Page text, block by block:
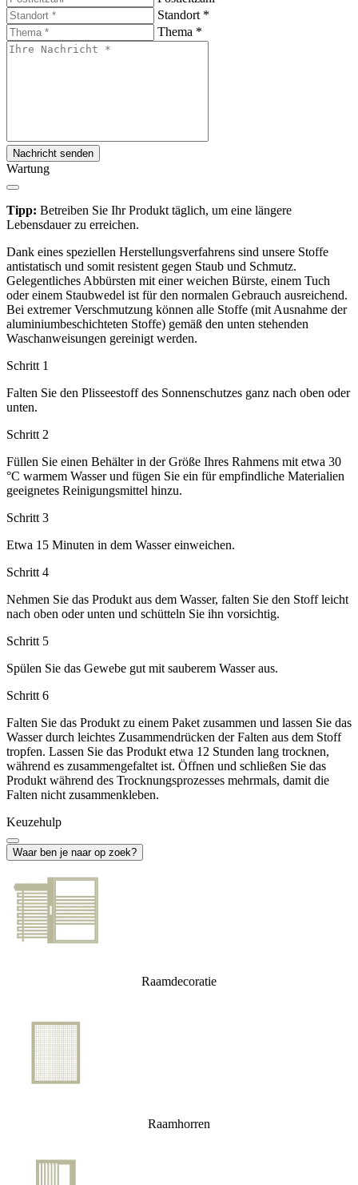
Standort *
Thema *
Nachricht senden
Wartung
Tipp: Betreiben Sie Ihr Produkt täglich, um eine längere
Lebensdauer zu erreichen.
Dank eines speziellen Herstellungsverfahrens sind unsere Stoffe
antistatisch und somit resistent gegen Staub und Schmutz.
Gelegentliches Abbürsten mit einer weichen Bürste, einem Tuch
oder einem Staubwedel ist für den normalen Gebrauch ausreichend.
Bei extremer Verschmutzung können alle Stoffe (mit Ausnahme der
aluminiumbeschichteten Stoffe) gemäß den unten stehenden
Waschanweisungen gereinigt werden.
Schritt 1
Falten Sie den Plisseestoff des Sonnenschutzes ganz nach oben oder
unten.
Schritt 2
Füllen Sie einen Behälter in der Größe Ihres Rahmens mit etwa 30
°C warmem Wasser und fügen Sie ein für empfindliche Materialien
geeignetes Reinigungsmittel hinzu.
Schritt 3
Etwa 15 Minuten in dem Wasser einweichen.
Schritt 4
Nehmen Sie das Produkt aus dem Wasser, falten Sie den Stoff leicht
nach oben oder unten und schütteln Sie ihn vorsichtig.
Schritt 5
Spülen Sie das Gewebe gut mit sauberem Wasser aus.
Schritt 6
Falten Sie das Produkt zu einem Paket zusammen und lassen Sie das
Wasser durch leichtes Zusammendrücken der Falten aus dem Stoff
tropfen. Lassen Sie das Produkt etwa 12 Stunden lang trocknen,
während es zusammengefaltet ist. Öffnen und schließen Sie das
Produkt während des Trocknungsprozesses mehrmals, damit die
Falten nicht zusammenkleben.
Keuzehulp
Waar ben je naar op zoek?
Raamdecoratie
Raamhorren